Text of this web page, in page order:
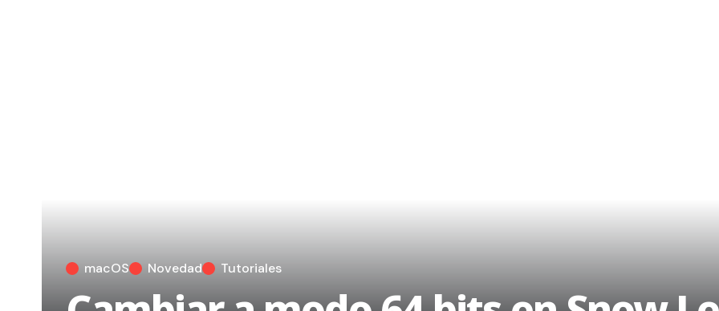
macOS Novedad Tutoriales